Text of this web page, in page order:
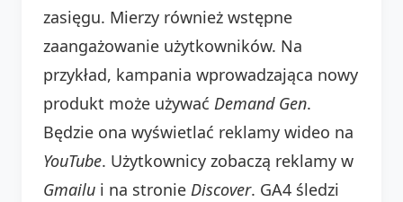
zasięgu. Mierzy również wstępne
zaangażowanie użytkowników. Na
przykład, kampania wprowadzająca nowy
produkt może używać Demand Gen.
Będzie ona wyświetlać reklamy wideo na
YouTube. Użytkownicy zobaczą reklamy w
Gmailu i na stronie Discover. GA4 śledzi